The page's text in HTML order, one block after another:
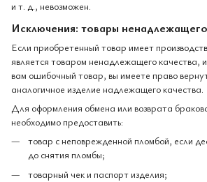
и т. д., невозможен.
Исключения: товары
Если приобретенный товар имеет
является товаром ненадлежащего качества,
вам ошибочный товар, вы имеете право
аналогичное изделие надлежащего качества.
Для оформления обмена или возврата
необходимо предоставить:
товар с неповрежденной пломбой, если
до снятия пломбы;
товарный чек и паспорт изделия;